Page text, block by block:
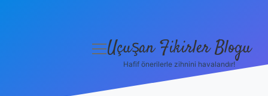
menüyü
Uçuşan Fikirler Blogu
Hafif önerilerle zihnini havalandır!